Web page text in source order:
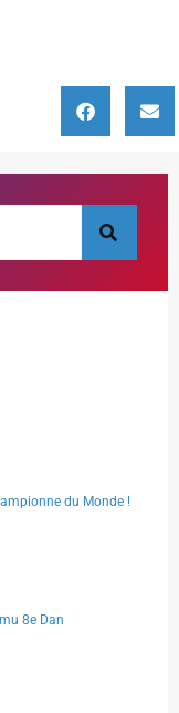
du Monde !
8e Dan